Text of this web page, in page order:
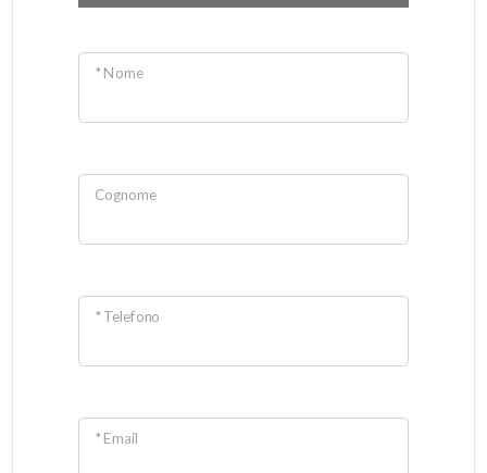
* Nome
Cognome
* Telefono
* Email